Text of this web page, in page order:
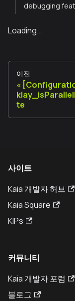
debugging
Loading...
이전
te
사이트
Kaia 개발자 허브
Kaia Square
KIPs
커뮤니티
Kaia 개발자 포럼
블로그